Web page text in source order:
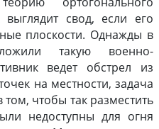
свод, если его
плоскости. Однажды в
такую военно-
ведет обстрел из
на местности, задача
чтобы так разместить
недоступны для огня